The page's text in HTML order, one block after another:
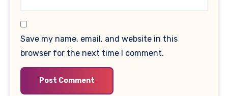
Save my name, email, and website in this
browser for the next time I comment.